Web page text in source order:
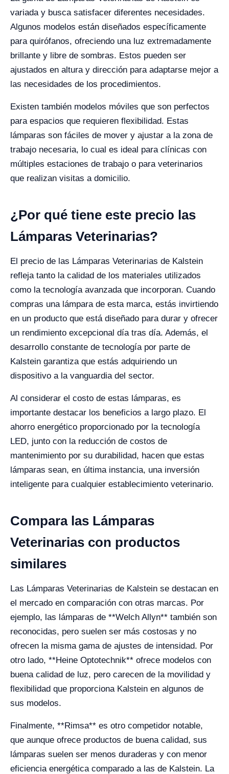
variada y busca satisfacer diferentes necesidades.
Algunos modelos están diseñados específicamente
para quirófanos, ofreciendo una luz extremadamente
brillante y libre de sombras. Estos pueden ser
ajustados en altura y dirección para adaptarse mejor a
las necesidades de los procedimientos.
Existen también modelos móviles que son perfectos
para espacios que requieren flexibilidad. Estas
lámparas son fáciles de mover y ajustar a la zona de
trabajo necesaria, lo cual es ideal para clínicas con
múltiples estaciones de trabajo o para veterinarios
que realizan visitas a domicilio.
¿Por qué tiene este precio las
Lámparas Veterinarias?
El precio de las Lámparas Veterinarias de Kalstein
refleja tanto la calidad de los materiales utilizados
como la tecnología avanzada que incorporan. Cuando
compras una lámpara de esta marca, estás invirtiendo
en un producto que está diseñado para durar y ofrecer
un rendimiento excepcional día tras día. Además, el
desarrollo constante de tecnología por parte de
Kalstein garantiza que estás adquiriendo un
dispositivo a la vanguardia del sector.
Al considerar el costo de estas lámparas, es
importante destacar los beneficios a largo plazo. El
ahorro energético proporcionado por la tecnología
LED, junto con la reducción de costos de
mantenimiento por su durabilidad, hacen que estas
lámparas sean, en última instancia, una inversión
inteligente para cualquier establecimiento veterinario.
Compara las Lámparas
Veterinarias con productos
similares
Las Lámparas Veterinarias de Kalstein se destacan en
el mercado en comparación con otras marcas. Por
ejemplo, las lámparas de **Welch Allyn** también son
reconocidas, pero suelen ser más costosas y no
ofrecen la misma gama de ajustes de intensidad. Por
otro lado, **Heine Optotechnik** ofrece modelos con
buena calidad de luz, pero carecen de la movilidad y
flexibilidad que proporciona Kalstein en algunos de
sus modelos.
Finalmente, **Rimsa** es otro competidor notable,
que aunque ofrece productos de buena calidad, sus
lámparas suelen ser menos duraderas y con menor
eficiencia energética comparado a las de Kalstein. La